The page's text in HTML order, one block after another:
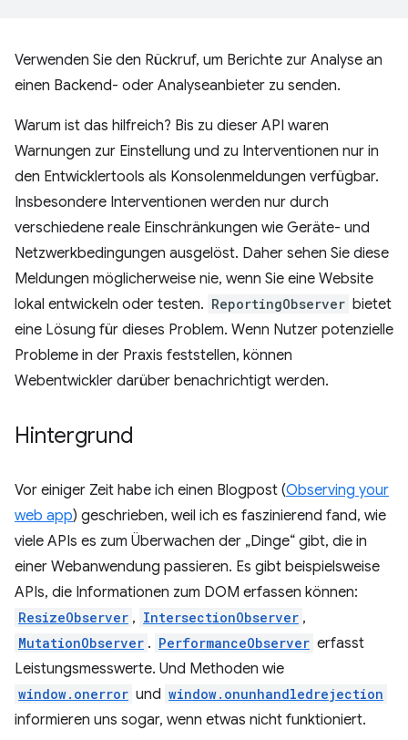
Verwenden Sie den Rückruf, um Berichte zur Analyse an
einen Backend- oder Analyseanbieter zu senden.
Warum ist das hilfreich? Bis zu dieser API waren
Warnungen zur Einstellung und zu Interventionen nur in
den Entwicklertools als Konsolenmeldungen verfügbar.
Insbesondere Interventionen werden nur durch
verschiedene reale Einschränkungen wie Geräte- und
Netzwerkbedingungen ausgelöst. Daher sehen Sie diese
Meldungen möglicherweise nie, wenn Sie eine Website
lokal entwickeln oder testen. ReportingObserver bietet
eine Lösung für dieses Problem. Wenn Nutzer potenzielle
Probleme in der Praxis feststellen, können
Webentwickler darüber benachrichtigt werden.
Hintergrund
Vor einiger Zeit habe ich einen Blogpost (Observing your
web app) geschrieben, weil ich es faszinierend fand, wie
viele APIs es zum Überwachen der „Dinge“ gibt, die in
einer Webanwendung passieren. Es gibt beispielsweise
APIs, die Informationen zum DOM erfassen können:
ResizeObserver , IntersectionObserver ,
MutationObserver . PerformanceObserver erfasst
Leistungsmesswerte. Und Methoden wie
window.onerror und window.onunhandledrejection
informieren uns sogar, wenn etwas nicht funktioniert.